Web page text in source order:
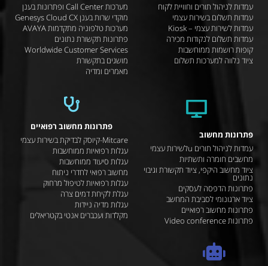
עמדות לניהול תורים וחוויית לקוח
עמדות תשלום בשירות עצמי
עמדות לשירות עצמי – Kiosk
עמדות תשלום לנקודות מכירה
קופות רושמות ממוחשבות
ציוד נלווה למערכות תשלום
מערכות Call Center ופתרונות בענן
מוקדי שרות בענן Genesys Cloud CX
מערכות טלפוניה מתקדמות AVAYA
פתרונות תקשורת נתונים
Worldwide Customer Services
מושגים בתקשורת
מאמרים ומדיה
פתרונות מחשוב
עמדות לניהול תורים uלשירות עצמי
מחשבים חומרה ותשתיות
ציוד מחשוב היקפי, ציוד תקשורת וגיבוי
נתונים
פתרונות הדפסה לעסקים
ציוד ארגונומי לסביבת המחשב
פתרונות מחשוב רפואיים
פתרונות Video conference
פתרונות מחשוב רפואיים
Mitcare-קיוסק לבדיקת בשירות עצמי
עגלות רפואיות ממוחשבות
עגלות סיעוד ממוחשבות
מחשוב רפואי לחדרי ניתוח
עגלות רפואיות לטיפול מרחוק
עגלת לקיחת דמים צרה
עגלות מדיה ניידות
מקלדות ועכברים אנטי בקטריאלים